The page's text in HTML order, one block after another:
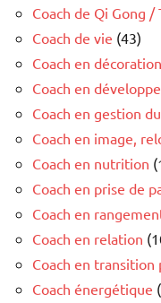
Coach de Qi Gong /
Coach de vie (43)
Coach en décoration
Coach en
Coach en gestion
Coach en image,
Coach en nutrition
Coach en prise de
Coach en
Coach en relation
Coach en
Coach énergétique